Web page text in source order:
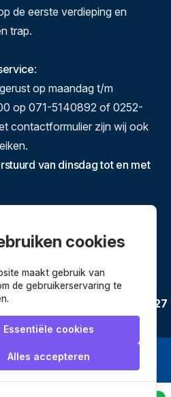
de eerste verdieping en
trap.
:
op maandag t/m
op 071-5140892 of 0252-
contactformulier zijn wij ook
van dinsdag tot en met
bijWebwinkel
3627
een webshop van
cookies
maakt gebruik van
de gebruikerservaring te
Essentiële cookies
Alles accepteren